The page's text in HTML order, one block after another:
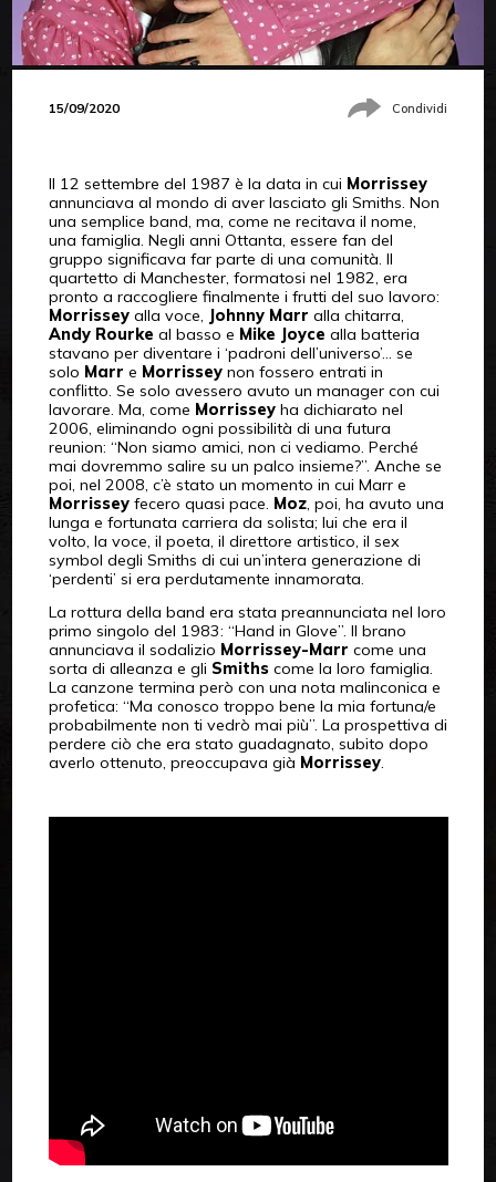
15/09/2020 Condividi
Il 12 settembre del 1987 è la data in cui Morrissey
annunciava al mondo di aver lasciato gli Smiths. Non
una semplice band, ma, come ne recitava il nome,
una famiglia. Negli anni Ottanta, essere fan del
gruppo significava far parte di una comunità. Il
quartetto di Manchester, formatosi nel 1982, era
pronto a raccogliere finalmente i frutti del suo lavoro:
Morrisseyalla voce, Johnny Marr alla chitarra,
Andy Rourke al basso e Mike Joyce alla batteria
stavano per diventare i ‘padroni dell’universo’… se
solo Marr e Morrisseynon fossero entrati in
conflitto. Se solo avessero avuto un manager con cui
lavorare. Ma, come Morrisseyha dichiarato nel
2006, eliminando ogni possibilità di una futura
reunion: “Non siamo amici, non ci vediamo. Perché
mai dovremmo salire su un palco insieme?”. Anche se
poi, nel 2008, c’è stato un momento in cui Marr e
Morrisseyfecero quasi pace. Moz, poi, ha avuto una
lunga e fortunata carriera da solista; lui che era il
volto, la voce, il poeta, il direttore artistico, il sex
symbol degli Smiths di cui un’intera generazione di
‘perdenti’ si era perdutamente innamorata.
La rottura della band era stata preannunciata nel loro
primo singolo del 1983: “Hand in Glove”. Il brano
annunciava il sodalizio Morrissey-Marr come una
sorta di alleanza e gli Smithscome la loro famiglia.
La canzone termina però con una nota malinconica e
profetica: “Ma conosco troppo bene la mia fortuna/e
probabilmente non ti vedrò mai più”. La prospettiva di
perdere ciò che era stato guadagnato, subito dopo
averlo ottenuto, preoccupava già Morrissey.